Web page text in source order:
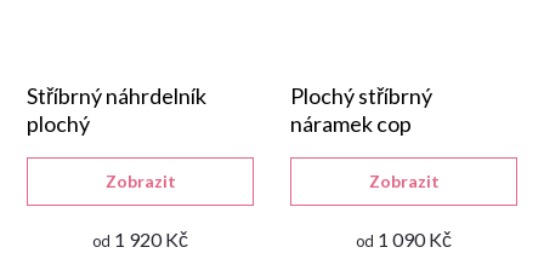
Stříbrný náhrdelník
plochý
od 1 920 Kč
Zobrazit
Plochý stříbrný
náramek cop
od 1 090 Kč
Zobrazit